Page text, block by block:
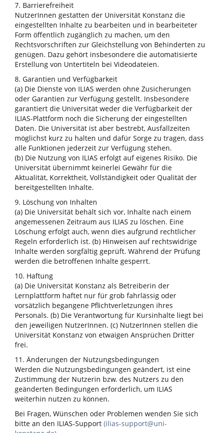
7. Barrierefreiheit
NutzerInnen gestatten der Universität Konstanz die
eingestellten Inhalte zu bearbeiten und in bearbeiteter
Form öffentlich zugänglich zu machen, um den
Rechtsvorschriften zur Gleichstellung von Behinderten zu
genügen. Dazu gehört insbesondere die automatisierte
Erstellung von Untertiteln bei Videodateien.
8. Garantien und Verfügbarkeit
(a) Die Dienste von ILIAS werden ohne Zusicherungen
oder Garantien zur Verfügung gestellt. Insbesondere
garantiert die Universität weder die Verfügbarkeit der
ILIAS-Plattform noch die Sicherung der eingestellten
Daten. Die Universität ist aber bestrebt, Ausfallzeiten
möglichst kurz zu halten und dafür Sorge zu tragen, dass
alle Funktionen jederzeit zur Verfügung stehen.
(b) Die Nutzung von ILIAS erfolgt auf eigenes Risiko. Die
Universität übernimmt keinerlei Gewähr für die
Aktualität, Korrektheit, Vollständigkeit oder Qualität der
bereitgestellten Inhalte.
9. Löschung von Inhalten
(a) Die Universität behält sich vor, Inhalte nach einem
angemessenen Zeitraum aus ILIAS zu löschen. Eine
Löschung erfolgt auch, wenn dies aufgrund rechtlicher
Regeln erforderlich ist. (b) Hinweisen auf rechtswidrige
Inhalte werden sorgfältig geprüft. Während der Prüfung
werden die betroffenen Inhalte gesperrt.
10. Haftung
(a) Die Universität Konstanz als Betreiberin der
Lernplattform haftet nur für grob fahrlässig oder
vorsätzlich begangene Pflichtverletzungen ihres
Personals. (b) Die Verantwortung für Kursinhalte liegt bei
den jeweiligen NutzerInnen. (c) NutzerInnen stellen die
Universität Konstanz von etwaigen Ansprüchen Dritter
frei.
11. Änderungen der Nutzungsbedingungen
Werden die Nutzungsbedingungen geändert, ist eine
Zustimmung der Nutzerin bzw. des Nutzers zu den
geänderten Bedingungen erforderlich, um ILIAS
weiterhin nutzen zu können.
Bei Fragen, Wünschen oder Problemen wenden Sie sich
bitte an den ILIAS-Support (ilias-support@uni-